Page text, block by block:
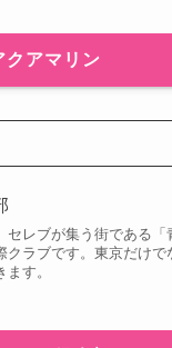
クアマリン
セレブが集う街である
クラブです。東京だけ
す。